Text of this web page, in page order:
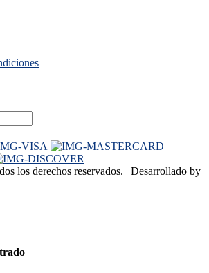
los derechos reservados. | Desarrollado by